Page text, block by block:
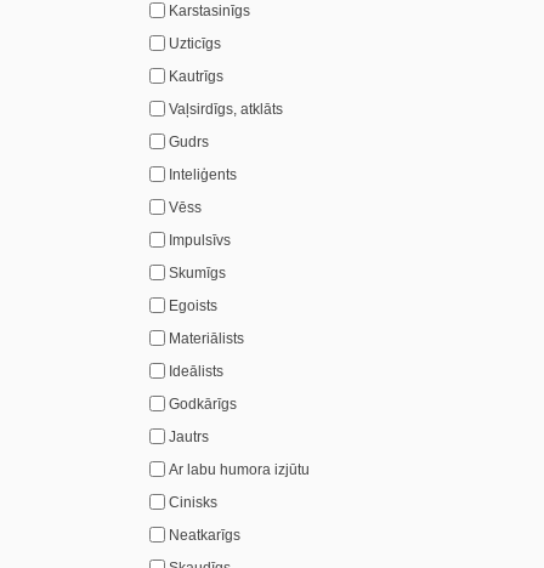
Karstasinīgs
Uzticīgs
Kautrīgs
Vaļsirdīgs, atklāts
Gudrs
Inteliģents
Vēss
Impulsīvs
Skumīgs
Egoists
Materiālists
Ideālists
Godkārīgs
Jautrs
Ar labu humora izjūtu
Cinisks
Neatkarīgs